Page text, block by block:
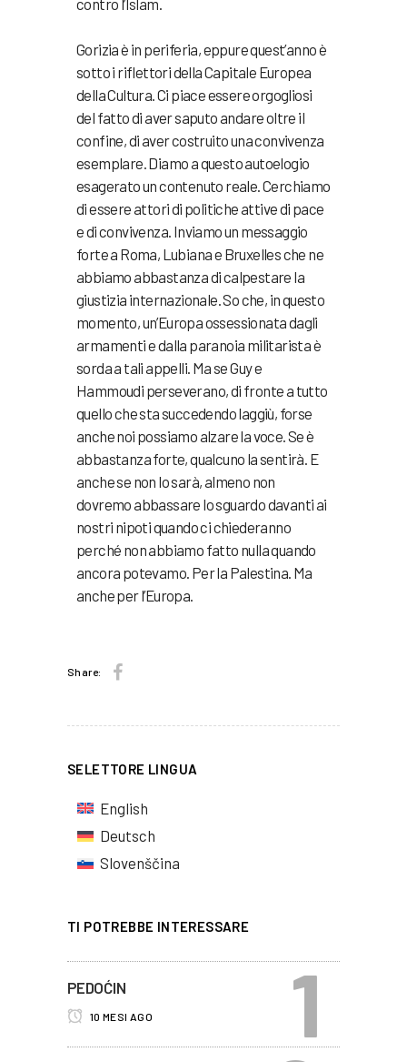
contro l’Islam.
Gorizia è in periferia, eppure quest’anno è
sotto i riflettori della Capitale Europea
della Cultura. Ci piace essere orgogliosi
del fatto di aver saputo andare oltre il
confine, di aver costruito una convivenza
esemplare. Diamo a questo autoelogio
esagerato un contenuto reale. Cerchiamo
di essere attori di politiche attive di pace
e di convivenza. Inviamo un messaggio
forte a Roma, Lubiana e Bruxelles che ne
abbiamo abbastanza di calpestare la
giustizia internazionale. So che, in questo
momento, un’Europa ossessionata dagli
armamenti e dalla paranoia militarista è
sorda a tali appelli. Ma se Guy e
Hammoudi perseverano, di fronte a tutto
quello che sta succedendo laggiù, forse
anche noi possiamo alzare la voce. Se è
abbastanza forte, qualcuno la sentirà. E
anche se non lo sarà, almeno non
dovremo abbassare lo sguardo davanti ai
nostri nipoti quando ci chiederanno
perché non abbiamo fatto nulla quando
ancora potevamo. Per la Palestina. Ma
anche per l’Europa.
Share:
SELETTORE LINGUA
English
Deutsch
Slovenščina
TI POTREBBE INTERESSARE
PEDOĆIN
10 MESI AGO